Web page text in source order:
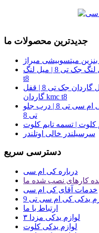
جدیدترین محصولات ما
میتسوبیشی میراژ
میل لنگ کی ام سی تی 8 | میل لنگ جک تی 8 | میل لنگ kmc
t8
قفل گاردان کی ام سی تی 8 | قفل گاردان جک تی 8 | قفل
گاردان kmc t8
درب جلو کی ام سی تی 8 | درب جلو kmc t8 | درب جلو جک
تی 8
کلوت | تسمه تایم کلوت
سرسیلندر خالی اوتلندر
دسترسی سریع
درباره کی ام سی
کارهای نصب شده ما
خدمات آقای کی ام سی
یدکی کی ام سی تی 9
ارتباط با ما
لوازم یدکی مزدا ۳
لوازم یدکی کلوت